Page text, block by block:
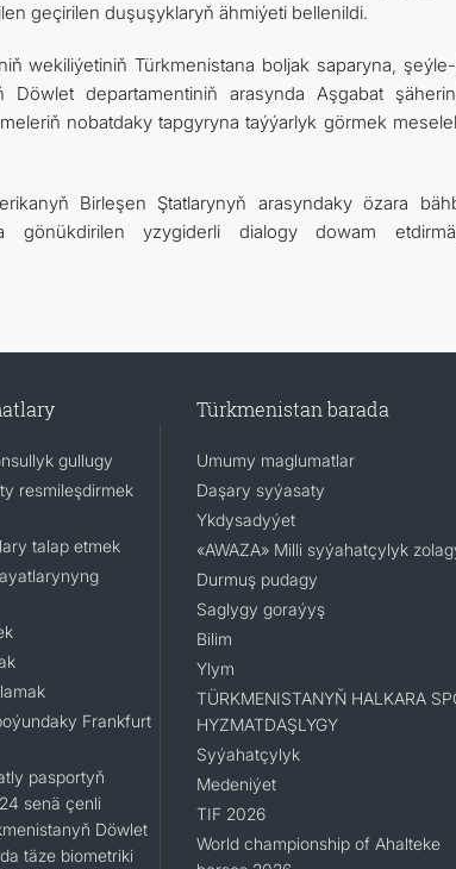
geçirilen duşuşyklaryň ähmiýeti bellenildi.
wekiliýetiniň Türkmenistana boljak saparyna,
departamentiniň arasynda Aşgabat
nobatdaky tapgyryna taýýarlyk görmek
Birleşen Ştatlarynyň arasyndaky özara
gönükdirilen yzygiderli dialogy dowam
gullugy
resmileşdirmek
talap etmek
Frankfurt
pasportyň
senä çenli
Döwlet
täze biometriki
Türkmenistan barada
Umumy maglumatlar
Daşary syýasaty
Ykdysadyýet
«AWAZA» Milli syýahatçylyk
Durmuş pudagy
Saglygy goraýyş
Bilim
Ylym
TÜRKMENISTANYŇ HALKARA
HYZMATDAŞLYGY
Syýahatçylyk
Medeniýet
TIF 2026
World championship of Ahalteke